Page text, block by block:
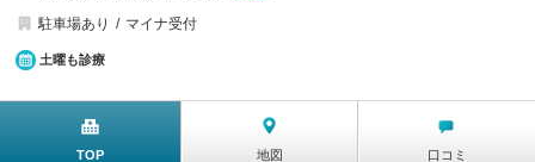
駐車場あり
マイナ受付
土曜も診療
TOP 地図 口コミ